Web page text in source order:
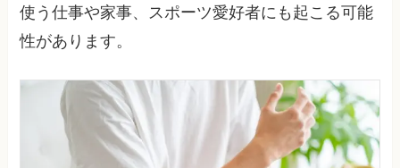
使う仕事や家事、スポーツ愛好者にも起こる可能
性があります。